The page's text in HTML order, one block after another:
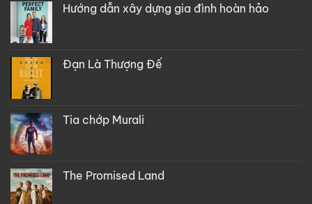
Hướng dẫn xây dựng gia đình hoàn hảo
Đạn Là Thượng Đế
Tia chớp Murali
The Promised Land